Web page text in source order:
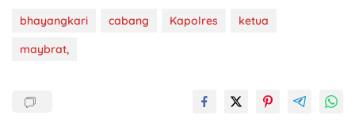
bhayangkari cabang Kapolres
ketua
maybrat,